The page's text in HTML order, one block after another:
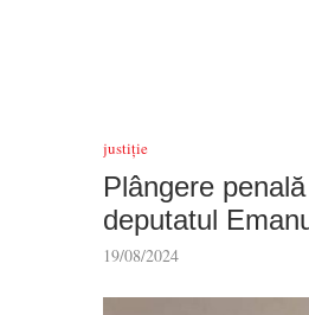
justiție
Plângere
deputatul
19/08/2024